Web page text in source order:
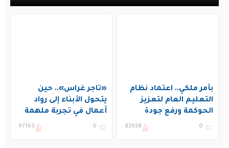
بأمر ملكي.. اعتماد نظام
التعليم العام لتعزيز
الحوكمة ورفع جودة
التعليم في المملكة
0
82928
«تاجر غراس».. حين
يتحول الأبناء إلى رواد
أعمال في تجربة ملهمة
بنادي غراس الصيفي
0
97163